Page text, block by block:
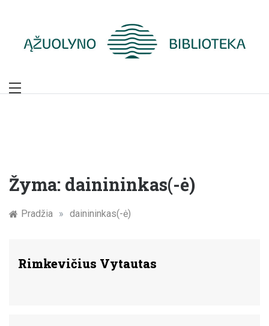
Žymūs Kauno
Žyma: dainininkas(-ė)
Pradžia » dainininkas(-ė)
Rimkevičius Vytautas